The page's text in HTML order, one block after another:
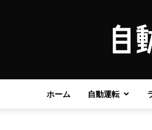
ホーム 自動運転